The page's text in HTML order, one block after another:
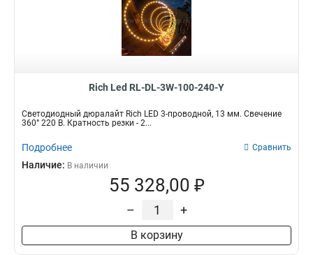
Rich Led RL-DL-3W-100-240-Y
Светодиодный дюралайт Rich LED 3-проводной, 13 мм. Свечение
360° 220 В. Кратность резки - 2...
Подробнее Сравнить
Наличие: В наличии
55 328,00 ₽
– +
В корзину